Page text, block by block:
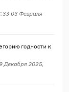
03 Февраля
годности к
Декабря 2025,